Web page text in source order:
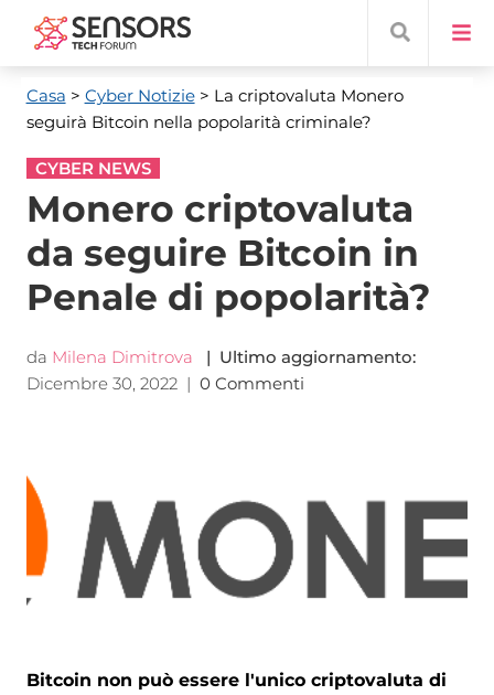
Casa > Cyber ​​Notizie> La criptovaluta Monero
seguirà Bitcoin nella popolarità criminale?
CYBER NEWS
Monero criptovaluta
da seguire Bitcoin in
Penale di popolarità?
da Milena Dimitrova
| Ultimo aggiornamento:
Dicembre 30, 2022| 0 Commenti
Bitcoin non può essere l'unico criptovaluta di